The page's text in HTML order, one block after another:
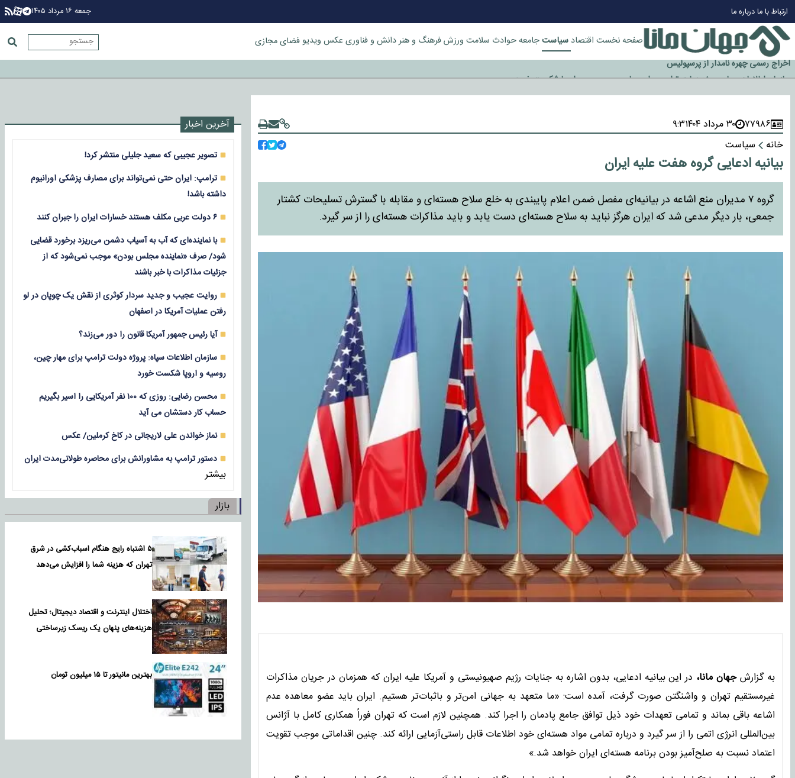
ارتباط با مادرباره ما جمعه ۱۶ مرداد ۱۴۰۵
صفحه نخست اقتصاد سیاستجامعهحوادث سلامت ورزشفرهنگ و هنردانش و فناوری عکس ویدیوفضای مجازی
چرا طلا دوباره افزایشی شد؟
گزینه جدایی اوسمار روی میز مدیران پرسپولیس
آیا رئیس جمهور آمریکا قانون را دور می‌زند؟
اخراج رسمی چهره نامدار از پرسپولیس
سازمان اطلاعات سپاه: پروژه دولت ترامپ برای مهار چین، روسیه و اروپا شکست خورد
۷۷۹۸۶ ۳۰ مرداد ۱۴۰۴
۹:۳
خانه
سیاست
بیانیه ادعایی گروه هفت علیه ایران
گروه ۷ مدیران منع اشاعه در بیانیه‌ای مفصل ضمن اعلام پایبندی به خلع سلاح هسته‌ای و مقابله با گسترش تسلیحات کشتار
جمعی، بار دیگر مدعی شد که ایران هرگز نباید به سلاح هسته‌ای دست یابد و باید مذاکرات هسته‌ای را از سر گیرد.
به گزارشجهان مانا، در این بیانیه ادعایی، بدون اشاره به جنایات رژیم صهیونیستی و آمریکا علیه ایران که همزمان در جریان مذاکرات
غیرمستقیم تهران و واشنگتن صورت گرفت، آمده است: «ما متعهد به جهانی امن‌تر و باثبات‌تر هستیم. ایران باید عضو معاهده عدم
اشاعه باقی بماند و تمامی تعهدات خود ذیل توافق جامع پادمان را اجرا کند. همچنین لازم است که تهران فوراً همکاری کامل با آژانس
بین‌المللی انرژی اتمی را از سر گیرد و درباره تمامی مواد هسته‌ای خود اطلاعات قابل راستی‌آزمایی ارائه کند. چنین اقداماتی موجب تقویت
اعتماد نسبت به صلح‌آمیز بودن برنامه هسته‌ای ایران خواهد شد.»
آخرین اخبار
تصویر عجیبی که سعید جلیلی منتشر کرد!
ترامپ: ایران حتی نمی‌تواند برای مصارف پزشکی اورانیوم
داشته باشد!
۶ دولت عربی مکلف هستند خسارات ایران را جبران کنند
با نماینده‌ای که آب به آسیاب دشمن می‌ریزد برخورد قضایی
شود/ صرف «نماینده مجلس بودن» موجب نمی‌شود که از
جزئیات مذاکرات با خبر باشند
روایت عجیب و جدید سردار کوثری از نقش یک چوپان در لو
رفتن عملیات آمریکا در اصفهان
آیا رئیس جمهور آمریکا قانون را دور می‌زند؟
سازمان اطلاعات سپاه: پروژه دولت ترامپ برای مهار چین،
روسیه و اروپا شکست خورد
محسن رضایی: روزی که ۱۰۰ نفر آمریکایی را اسیر بگیریم
حساب کار دستشان می آید
نماز خواندن علی لاریجانی در کاخ کرملین/ عکس
دستور ترامپ به مشاورانش برای محاصره طولانی‌مدت ایران
بیشتر
بازار
۵ اشتباه رایج هنگام اسباب‌کشی در شرق
تهران که هزینه شما را افزایش می‌دهد
اختلال اینترنت و اقتصاد دیجیتال؛ تحلیل
هزینه‌های پنهان یک ریسک زیرساختی
بهترین مانیتور تا ۱۵ میلیون تومان